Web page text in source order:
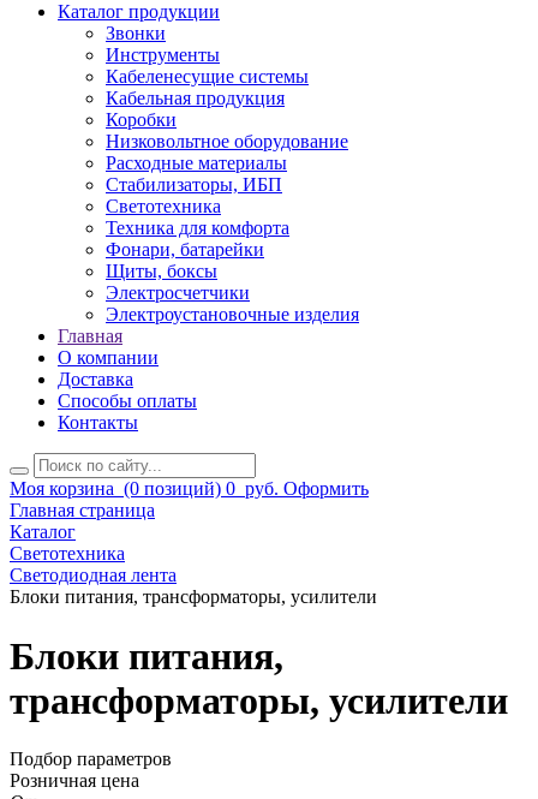
Каталог продукции
Звонки
Инструменты
Кабеленесущие системы
Кабельная продукция
Коробки
Низковольтное оборудование
Расходные материалы
Стабилизаторы, ИБП
Светотехника
Техника для комфорта
Фонари, батарейки
Щиты, боксы
Электросчетчики
Электроустановочные изделия
Главная
О компании
Доставка
Способы оплаты
Контакты
Моя корзина (0 позиций) 0 руб. Оформить
Главная страница
Каталог
Светотехника
Светодиодная лента
Блоки питания, трансформаторы, усилители
Блоки питания,
трансформаторы, усилители
Подбор параметров
Розничная цена